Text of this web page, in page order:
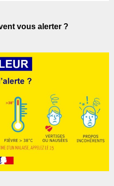
vous alerter ?